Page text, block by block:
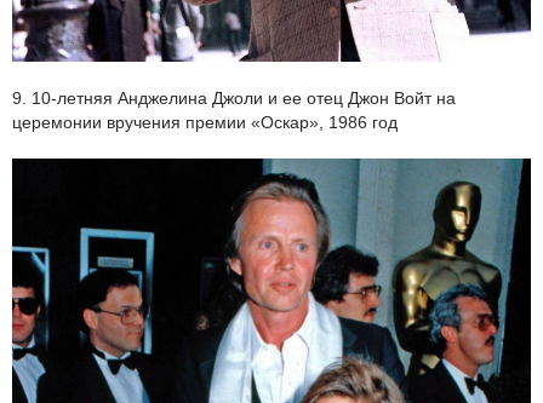
9. 10-летняя Анджелина Джоли и ее отец Джон Войт на
церемонии вручения премии «Оскар», 1986 год